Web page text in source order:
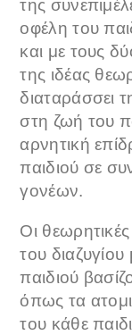
της
οφέλη του
και με τους
της ιδέας
διαταράσσει
στη ζωή του
αρνητική
παιδιού σε
γονέων.
Οι
του
παιδιού
όπως τα
του κάθε